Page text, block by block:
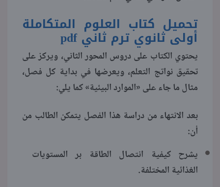
ملفات
منوعات
تحميل كتاب العلوم المتكاملة
أولى ثانوي ترم ثانيpdf
يحتوي الكتاب على دروس المحور الثاني، ويركز على
تحقيق نواتج التعلم، ويعرضها في بداية كل فصل،
مثال ما جاء على «الموارد البيئية» كما يلي:
بعد الانتهاء من دراسة هذا الفصل يتمكن الطالب من
أن:
يشرح كيفية انتصال الطاقة بر المستويات
الغذائية المختلفة.